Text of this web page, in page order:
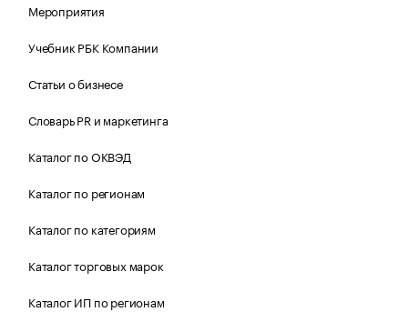
Мероприятия
Учебник РБК Компании
Статьи о бизнесе
Словарь PR и маркетинга
Каталог по ОКВЭД
Каталог по регионам
Каталог по категориям
Каталог торговых марок
Каталог ИП по регионам